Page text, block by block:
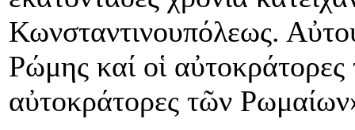
Κωνσταντινουπόλεως.
Ρώμης καί οἱ
αὐτοκράτορες τῶν